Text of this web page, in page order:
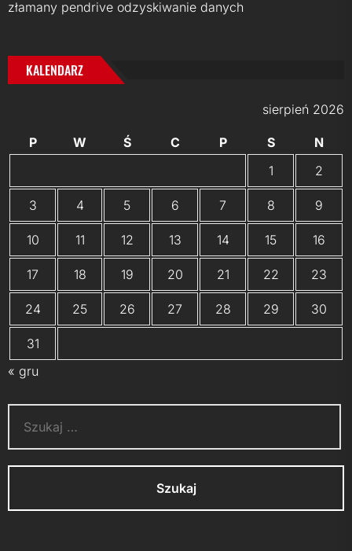
złamany pendrive odzyskiwanie danych
KALENDARZ
sierpień 2026
P W Ś C P S
N
1
2
3 4 5 6 7 8 9
10 11 12 13 14 15 16
17 18 19 20 21 22 23
24 25 26 27 28 29 30
31
« gru